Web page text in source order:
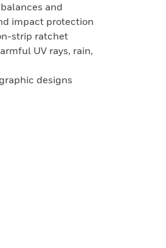
and
impact protection
strip ratchet
UV rays, rain,
designs